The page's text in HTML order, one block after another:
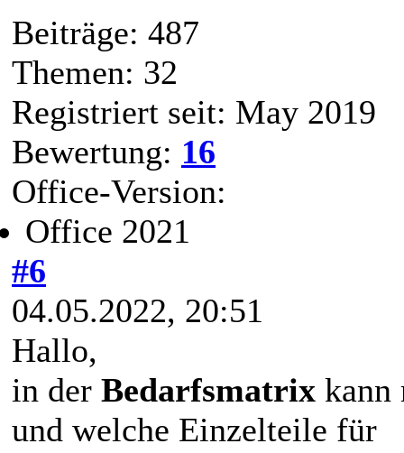
Beiträge: 487
Themen: 32
Registriert seit: May 2019
Bewertung: 16
Office-Version:
Office 2021
#6
04.05.2022, 20:51
Hallo,
in der Bedarfsmatrix kann
und welche Einzelteile für